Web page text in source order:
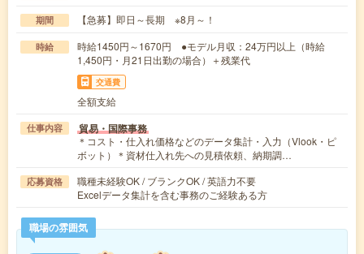
期間 【急募】即日～長期 ※8月～！
時給
時給1450円～1670円 ●モデル月収：24万円以上（時給
1,450円・月21日出勤の場合）＋残業代
交通費
全額支給
仕事内容 貿易・国際事務
＊コスト・仕入れ価格などのデータ集計・入力（Vlook・ピ
ボット）＊資材仕入れ先への見積依頼、納期調…
応募資格
職種未経験OK / ブランクOK / 英語力不要
Excelデータ集計を含む事務のご経験ある方
職場の雰囲気